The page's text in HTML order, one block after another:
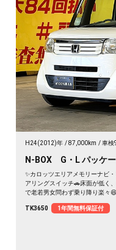
H24(2012)年 87,000km 車検
N-BOX G・L パッケ
✨カロッツエリアメモリーナビ
アリングスイッチ🚗床面が低く
で老若男女問わず乗り降り楽々
TK3650
1年間無料保証付